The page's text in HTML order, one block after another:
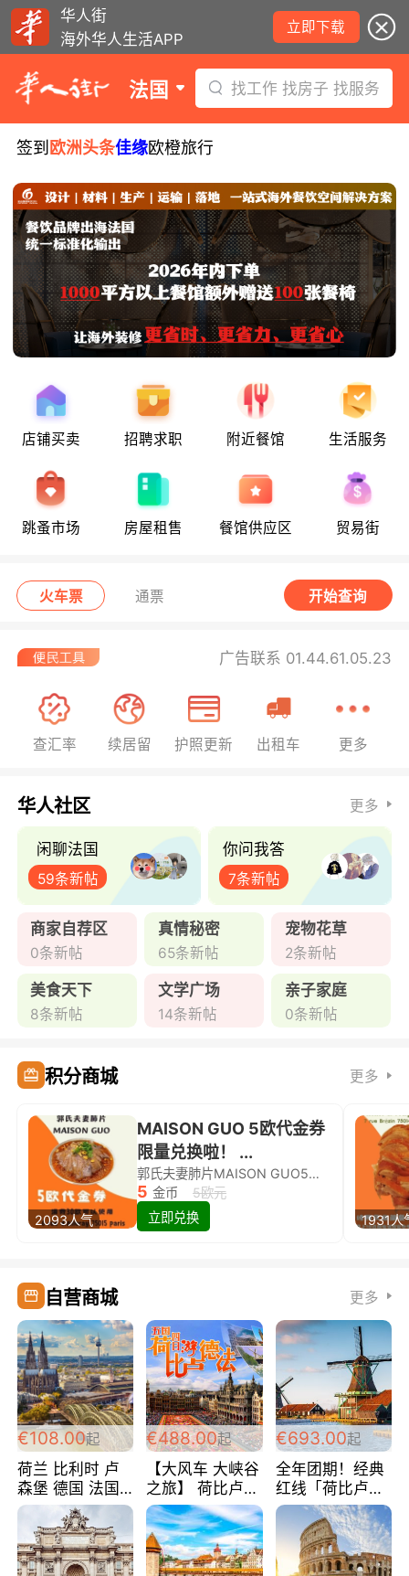
华人街
海外华人生活APP
立即下载
法国 找工作 找房子 找服务
签到 欧洲头条佳缘欧橙旅行
店铺买卖 招聘求职 附近餐馆 生活服务
跳蚤市场 房屋租售 餐馆供应区 贸易街
火车票 通票 开始查询
广告联系 01.44.61.05.23
查汇率 续居留 护照更新 出租车 更多
华人社区 更多
闲聊法国
59条新帖
你问我答
7条新帖
商家自荐区
0条新帖
真情秘密
65条新帖
宠物花草
2条新帖
美食天下
8条新帖
文学广场
14条新帖
亲子家庭
0条新帖
积分商城 更多
2093人气
MAISON GUO 5欧代金券
限量兑换啦！ ...
郭氏夫妻肺片MAISON GUO5欧代金券限量兑换啦！
5 金币
5欧元
立即兑换
1931人
自营商城 更多
€108.00起
荷兰 比利时 卢
森堡 德国 法国
超爽玩遍西欧 循
环线 全程四星宾
馆 108欧/人/天
€488.00起
【大风车 大峡谷
之旅】 荷比卢德
法 巴黎上下 经
典五国四日游
488欧/人
€693.00起
全年团期！经典
红线「荷比卢德
法」七天循环 五
国 仅售99欧/人/
天！巴黎上下！
包拼房~